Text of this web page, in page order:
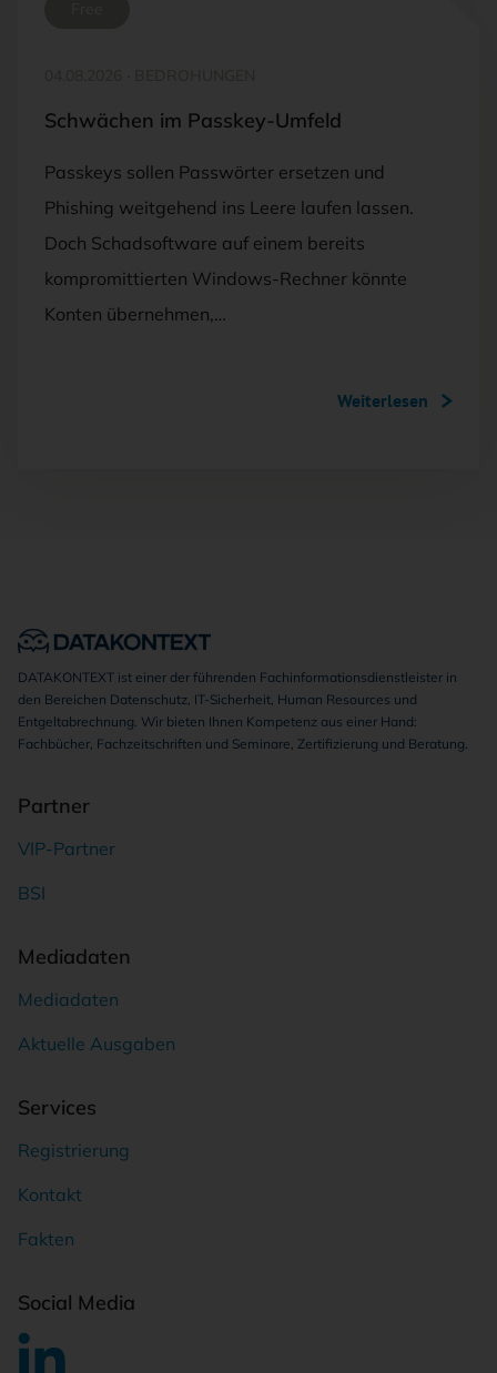
Schwächen im Passkey-Umfeld
Passkeys sollen Passwörter ersetzen und
Phishing weitgehend ins Leere laufen lassen.
Doch Schadsoftware auf einem bereits
kompromittierten Windows-Rechner könnte
Konten übernehmen,…
Weiterlesen
DATAKONTEXT ist einer der führenden Fachinformationsdienstleister in
den Bereichen Datenschutz, IT-Sicherheit, Human Resources und
Entgeltabrechnung. Wir bieten Ihnen Kompetenz aus einer Hand:
Fachbücher, Fachzeitschriften und Seminare, Zertifizierung und Beratung.
Partner
VIP-Partner
BSI
Mediadaten
Mediadaten
Aktuelle Ausgaben
Services
Registrierung
Kontakt
Fakten
Social Media